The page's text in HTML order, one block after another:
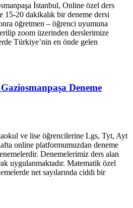
İstanbul, Online özel ders
20 dakikalık bir deneme dersi
öğretmen – öğrenci uyumuna
zoom üzerinden derslerimize
Türkiye’nin en önde gelen
Deneme
ve lise öğrencilerine Lgs, Tyt, Ayt
online platformumuzdan deneme
Denemelerimiz ders alan
uygulanmaktadır. Matematik özel
net sayılarında ciddi bir